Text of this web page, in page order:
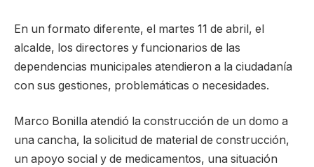
En un formato diferente, el martes 11 de abril, el
alcalde, los directores y funcionarios de las
dependencias municipales atendieron a la ciudadanía
con sus gestiones, problemáticas o necesidades.
Marco Bonilla atendió la construcción de un domo a
una cancha, la solicitud de material de construcción,
un apoyo social y de medicamentos, una situación